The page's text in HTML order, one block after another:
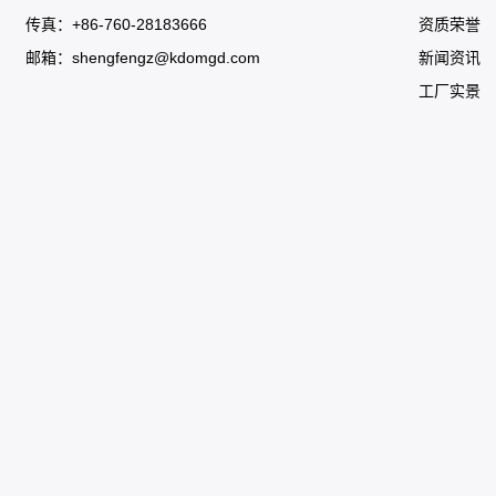
传真：+86-760-28183666
邮箱： shengfengz@kdomgd.com
资质荣誉
新闻资讯
工厂实景